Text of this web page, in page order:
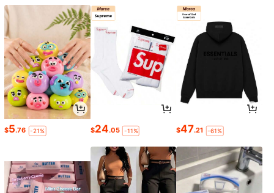
$5.76 -21% $24.05 -11% $47.21 -61%